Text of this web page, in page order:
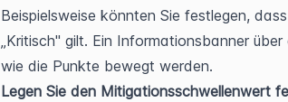
Beispielsweise könnten Sie festlegen,
„Kritisch" gilt. Ein Informationsbanner
wie die Punkte bewegt werden.
Legen Sie den Mitigationsschwellenwert